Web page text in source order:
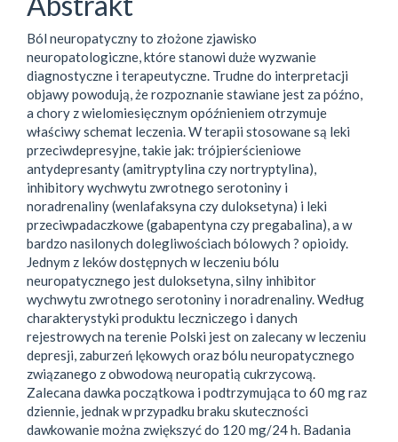
Ból neuropatyczny to złożone zjawisko
neuropatologiczne, które stanowi duże wyzwanie
diagnostyczne i terapeutyczne. Trudne do interpretacji
objawy powodują, że rozpoznanie stawiane jest za późno,
a chory z wielomiesięcznym opóźnieniem otrzymuje
właściwy schemat leczenia. W terapii stosowane są leki
przeciwdepresyjne, takie jak: trójpierścieniowe
antydepresanty (amitryptylina czy nortryptylina),
inhibitory wychwytu zwrotnego serotoniny i
noradrenaliny (wenlafaksyna czy duloksetyna) i leki
przeciwpadaczkowe (gabapentyna czy pregabalina), a w
bardzo nasilonych dolegliwościach bólowych ? opioidy.
Jednym z leków dostępnych w leczeniu bólu
neuropatycznego jest duloksetyna, silny inhibitor
wychwytu zwrotnego serotoniny i noradrenaliny. Według
charakterystyki produktu leczniczego i danych
rejestrowych na terenie Polski jest on zalecany w leczeniu
depresji, zaburzeń lękowych oraz bólu neuropatycznego
związanego z obwodową neuropatią cukrzycową.
Zalecana dawka początkowa i podtrzymująca to 60 mg raz
dziennie, jednak w przypadku braku skuteczności
dawkowanie można zwiększyć do 120 mg/24 h. Badania